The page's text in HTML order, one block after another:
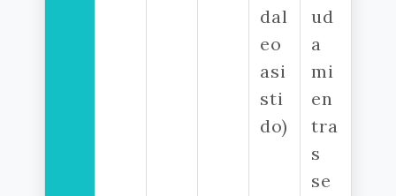
dal
eo
asi
sti
do)
ud
a
mi
en
tra
s
se